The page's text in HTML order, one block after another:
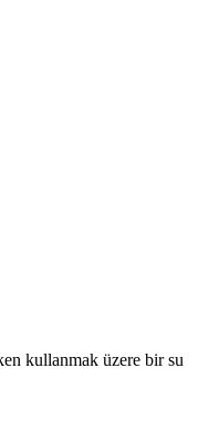
kullanmak üzere bir su